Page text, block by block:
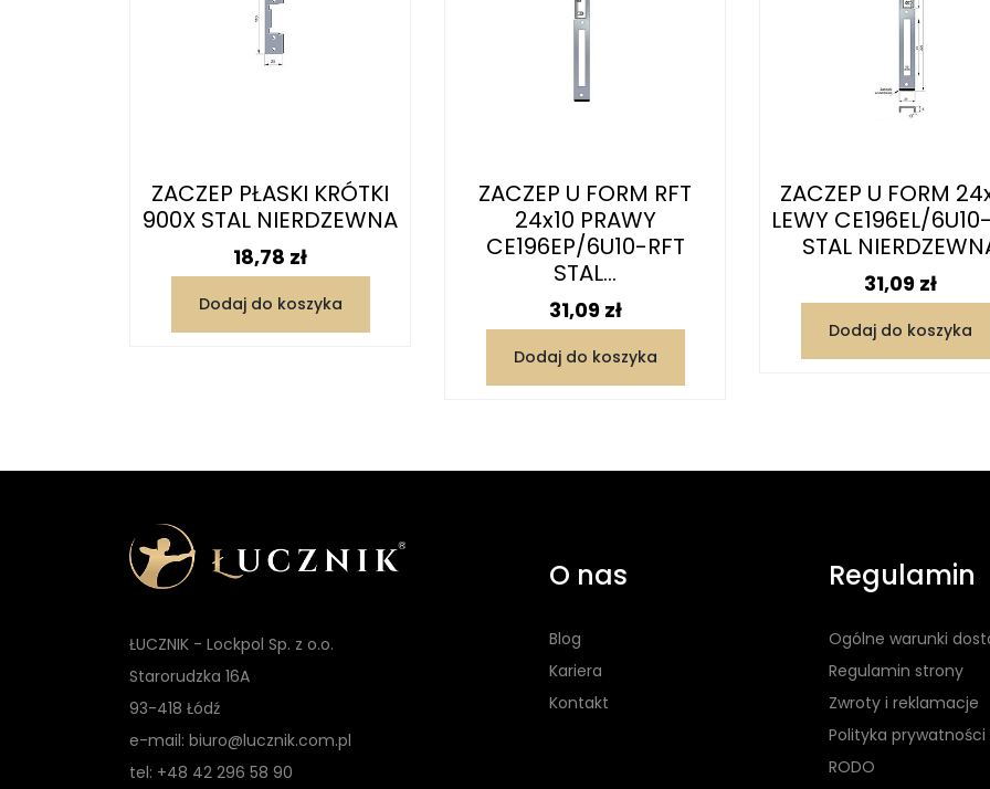
ZACZEP PŁASKI KRÓTKI
900X STAL NIERDZEWNA
Cena
18,78 zł
Dodaj do koszyka
ZACZEP U FORM RFT
24x10 PRAWY
CE196EP/6U10-RFT
STAL...
Cena
31,09 zł
Dodaj do koszyka
ZACZEP U FORM
LEWY CE196EL/
STAL
Cena
31,09 zł
Dodaj do koszyka
ŁUCZNIK - Lockpol Sp. z o.o.
Starorudzka 16A
93-418 Łódź
e-mail: biuro@lucznik.com.pl
tel: +48 42 296 58 90
O nas
Blog
Kariera
Kontakt
Regulamin
Ogólne warunki
Regulamin strony
Zwroty i reklamacje
Polityka prywatności
RODO